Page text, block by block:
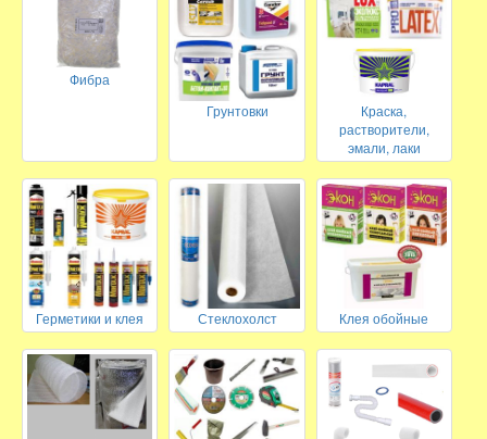
Фибра
Грунтовки
Краска,
растворители,
эмали, лаки
Герметики и клея Стеклохолст Клея обойные